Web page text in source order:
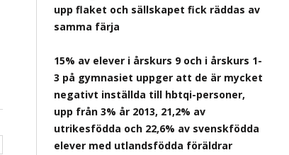
upp flaket och sällskapet fick räddas av
samma färja
15% av elever i årskurs 9 och i årskurs 1-
3 på gymnasiet uppger att de är mycket
negativt inställda till hbtqi-personer,
upp från 3% år 2013, 21,2% av
utrikesfödda och 22,6% av svenskfödda
elever med utlandsfödda föräldrar